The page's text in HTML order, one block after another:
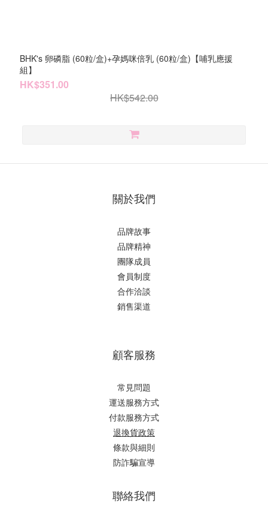
BHK's 卵磷脂 (60粒/盒)+孕媽咪倍乳 (60粒/盒)【哺乳應援
組】
HK$351.00
HK$542.00
關於我們
品牌故事
品牌精神
團隊成員
會員制度
合作洽談
銷售渠道
顧客服務
常見問題
運送服務方式
付款服務方式
退換貨政策
條款與細則
防詐騙宣導
聯絡我們